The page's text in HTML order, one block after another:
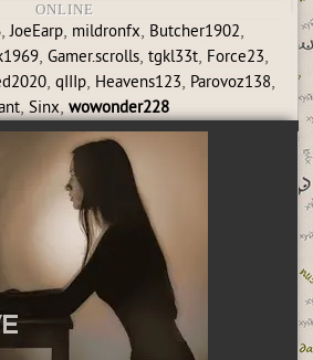
ONLINE
,JoeEarp, mildronfx, Butcher1902,
, Gamer.scrolls, tgkl33t, Force23,
, qIIIp, Heavens123, Parovoz138,
,Sinx,wowonder228